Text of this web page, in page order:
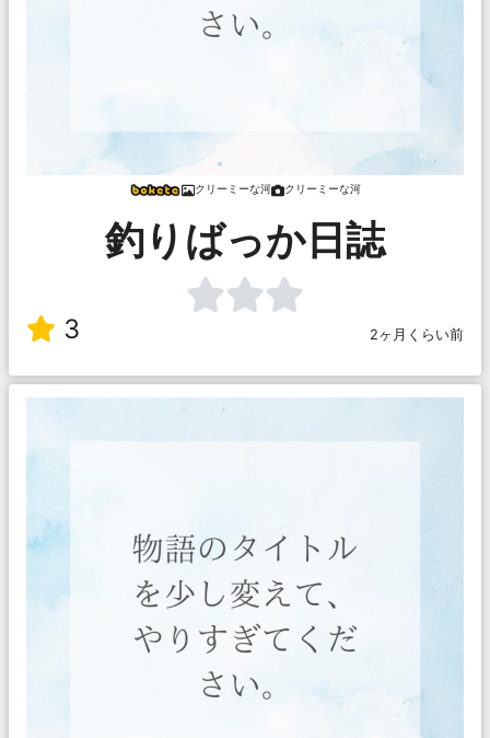
クリーミーな河 クリーミーな河
釣りばっか日誌
3 2ヶ月くらい前